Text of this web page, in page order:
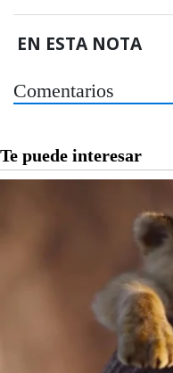
EN ESTA NOTA
Comentarios